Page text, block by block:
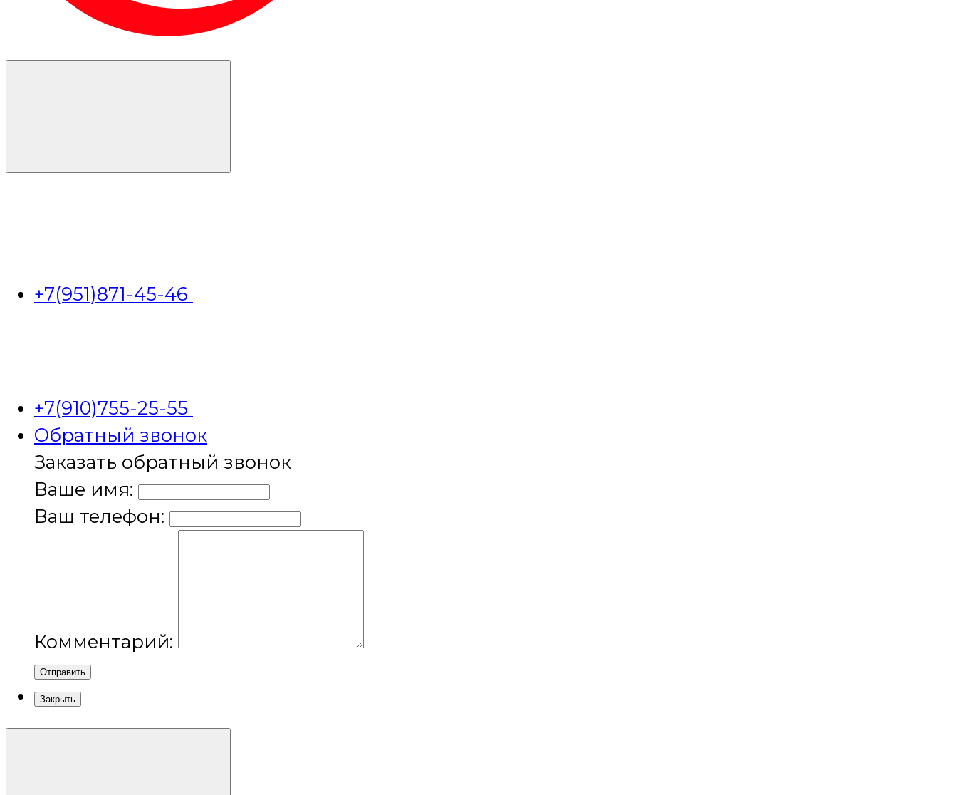
+7(951)871-45-46
+7(910)755-25-55
Обратный звонок
Заказать обратный звонок
Ваше имя:
Ваш телефон:
Комментарий:
Отправить
Закрыть